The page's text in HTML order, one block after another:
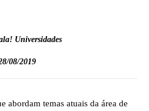
Universidades
08/2019
abordam temas atuais da área de